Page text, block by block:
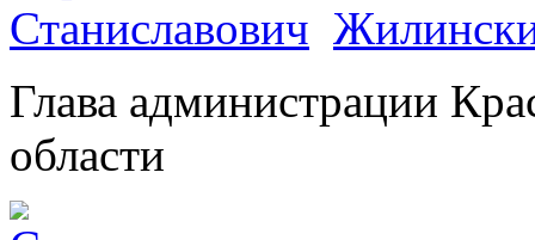
Глава администрации
области